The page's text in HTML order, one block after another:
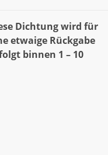
Dichtung wird für
etwaige Rückgabe
binnen 1 – 10